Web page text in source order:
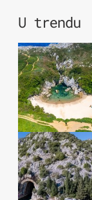
U trendu